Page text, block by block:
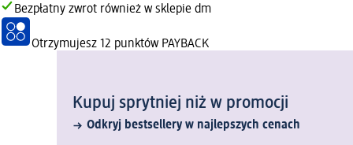
Bezpłatny zwrot również w sklepie dm
Otrzymujesz 12 punktów PAYBACK
Kupuj sprytniej niż w promocji
Odkryj bestsellery w najlepszych cenach